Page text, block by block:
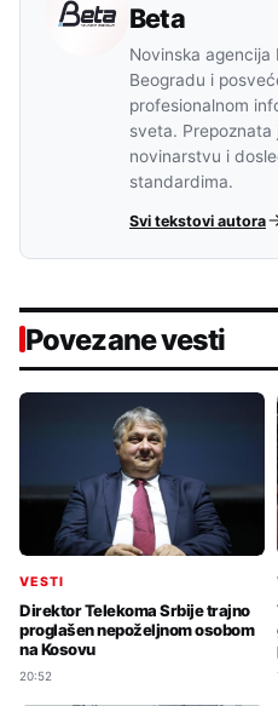
Beta
Novinska agencija
Beogradu i
profesionalnom
sveta. Prepoznata
novinarstvu i
standardima.
Svi tekstovi autora
Povezane vesti
VESTI
Direktor Telekoma Srbije trajno
proglašen nepoželjnom osobom
na Kosovu
20:52